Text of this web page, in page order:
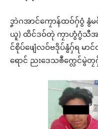
ဒၞာဲဂအာင်ကၠောန်ထဝ်ဂှ်ဝွံ နွံ
ယူ) ထိင်ဒဝ်တုဲ ကၠာဟွံဂွံသီအဝဵု
င်စိုပ်ဖျေံလဝ်ဗဒိုပ်နွံဂှ်ရ မ
ရောင် ညးဒေသၜဳက္လေင်မွဲတၠ